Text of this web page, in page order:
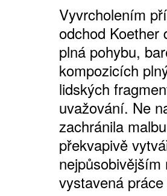
Vyvrcholením
odchod Koether
plná pohybu,
kompozicích
lidských
uvažování. Ne
zachránila
překvapivě
vystavená